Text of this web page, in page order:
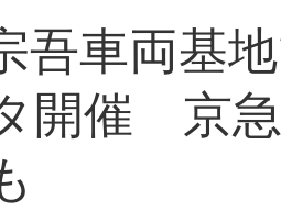
車両基
開催 京